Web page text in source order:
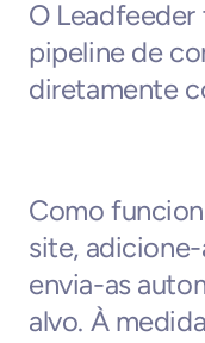
O
pipeline de
diretamente
Como
site,
envia-as
alvo. À